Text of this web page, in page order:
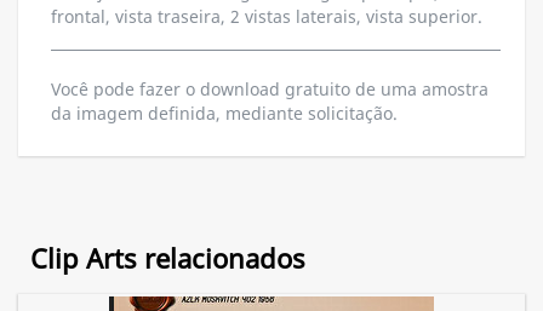
frontal, vista traseira, 2 vistas laterais, vista superior.
Você pode fazer o download gratuito de uma amostra
da imagem definida, mediante solicitação.
Clip Arts relacionados